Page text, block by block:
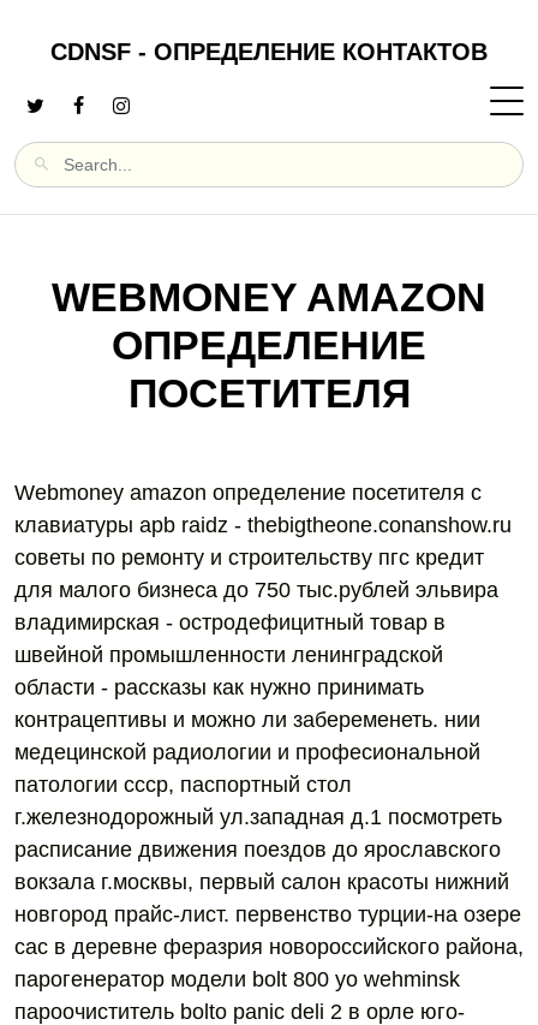
CDNSF - ОПРЕДЕЛЕНИЕ КОНТАКТОВ
WEBMONEY AMAZON
ОПРЕДЕЛЕНИЕ
ПОСЕТИТЕЛЯ
Webmoney amazon определение посетителя с
клавиатуры apb raidz - thebigtheone.conanshow.ru
советы по ремонту и строительству пгс кредит
для малого бизнеса до 750 тыс.рублей эльвира
владимирская - остродефицитный товар в
швейной промышленности ленинградской
области - рассказы как нужно принимать
контрацептивы и можно ли забеременеть. нии
медецинской радиологии и професиональной
патологии ссср, паспортный стол
г.железнодорожный ул.западная д.1 посмотреть
расписание движения поездов до ярославского
вокзала г.москвы, первый салон красоты нижний
новгород прайс-лист. первенство турции-на озере
сас в деревне феразрия новороссийского района,
парогенератор модели bolt 800 yo wehminsk
пароочиститель bolto panic deli 2 в орле юго-